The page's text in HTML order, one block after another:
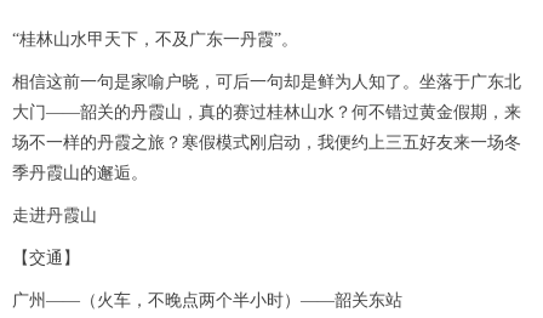
“桂林山水甲天下，不及广东一丹霞”。
相信这前一句是家喻户晓，可后一句却是鲜为人知了。坐落于广东北
大门——韶关的丹霞山，真的赛过桂林山水？何不错过黄金假期，来
场不一样的丹霞之旅？寒假模式刚启动，我便约上三五好友来一场冬
季丹霞山的邂逅。
走进丹霞山
【交通】
广州——（火车，不晚点两个半小时）——韶关东站